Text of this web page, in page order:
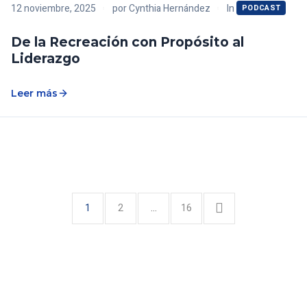
12 noviembre, 2025 porCynthia Hernández In PODCAST
De la Recreación con Propósito al
Liderazgo
Leer más
1 2 … 16